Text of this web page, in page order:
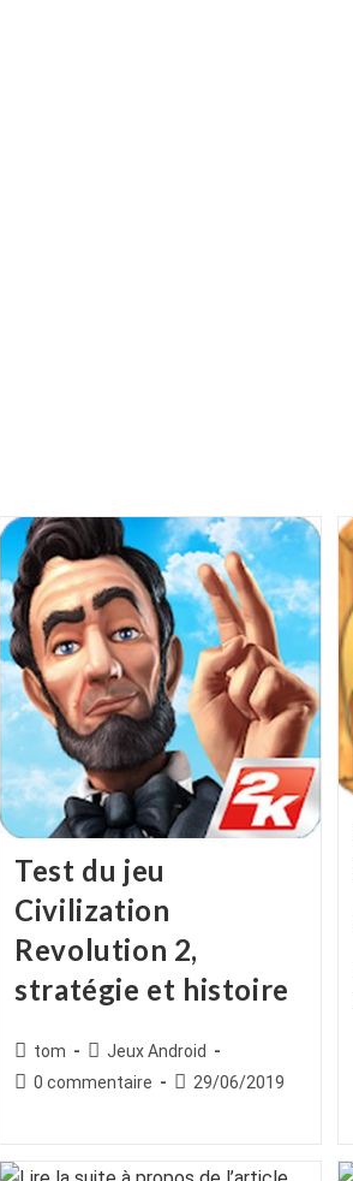
Test du jeu
Civilization
Revolution 2,
stratégie et histoire
Auteur/autrice
de
tom
Post
category:
Jeux Android
Commentaires
publication :
0 commentaire
Publication
29/06/2019